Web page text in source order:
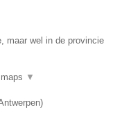
maar wel in de provincie
▼
)